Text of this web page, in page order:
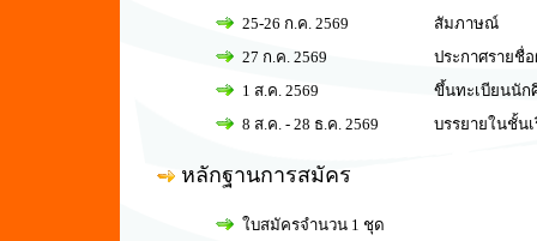
25-26 ก.ค. 2569
สัมภาษณ์
27 ก.ค. 2569
ประกาศรายชื่
1 ส.ค. 2569
ขึ้นทะเบียนนัก
8 ส.ค. - 28 ธ.ค. 2569
บรรยายในชั้น
หลักฐานการสมัคร
ใบสมัครจำนวน 1 ชุด